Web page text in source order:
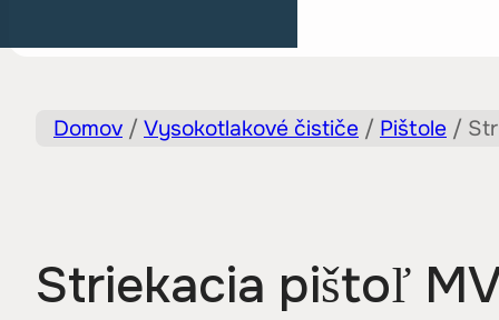
Domov / Vysokotlakové čističe / Pištole /
Striekacia pištoľ